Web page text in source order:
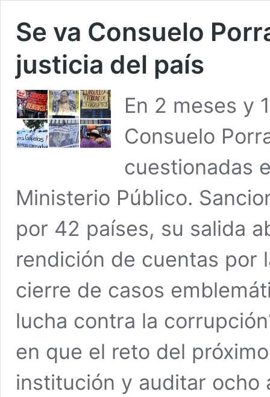
Se va Consuelo
justicia del país
En 2 meses y
Consuelo
cuestionadas
Ministerio Público.
por 42 países, su salida
rendición de cuentas por
cierre de casos
lucha contra la
en que el reto del
institución y auditar ocho